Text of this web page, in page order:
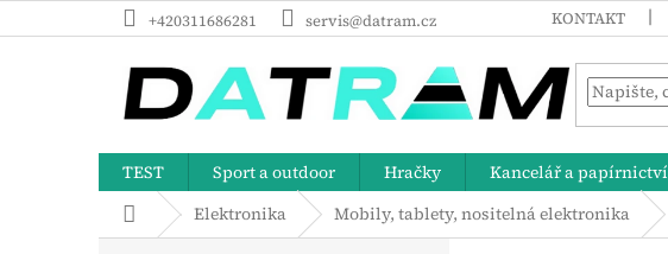
na
+420311686281 servis@datram.cz KONTAKT
TEST Sport a outdoor Hračky Kancelář a papírnictví
Domů Elektronika Mobily, tablety, nositelná elektronika